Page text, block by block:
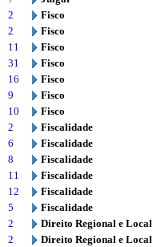
2
Fisco
2
Fisco
11
Fisco
31
Fisco
16
Fisco
9
Fisco
10
Fisco
2
Fiscalidade
6
Fiscalidade
8
Fiscalidade
11
Fiscalidade
12
Fiscalidade
5
Fiscalidade
2
Direito Regional e Local
2
Direito Regional e Local